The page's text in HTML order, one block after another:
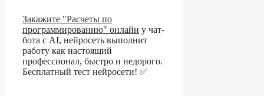
Закажите "Расчеты по
программированию" онлайн у чат-
бота с AI, нейросеть выполнит
работу как настоящий
профессионал, быстро и недорого.
Бесплатный тест нейросети! ✅